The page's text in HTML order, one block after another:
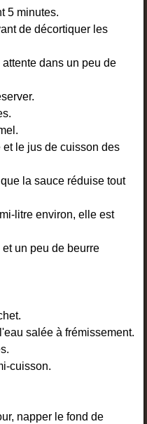
5 minutes.
de décortiquer les
dans un peu de
le jus de cuisson des
la sauce réduise tout
litre environ, elle est
un peu de beurre
salée à frémissement.
cuisson.
napper le fond de